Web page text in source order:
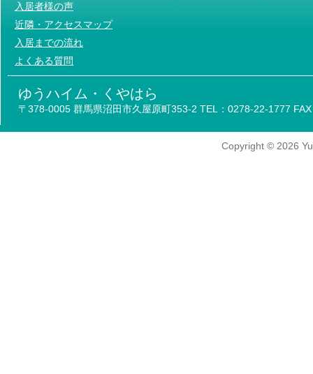
入居者様の声
近隣・アクセスマップ
入居までの流れ
よくある質問
ゆうハイム・くやはら
〒378-0005 群馬県沼田市久屋原町353-2 TEL：0278-22-1777
Copyright © 2026